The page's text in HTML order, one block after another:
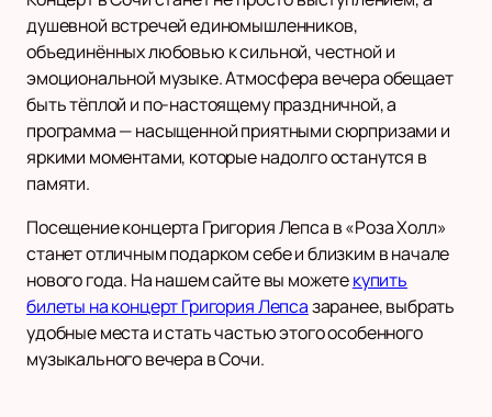
душевной встречей единомышленников,
объединённых любовью к сильной, честной и
эмоциональной музыке. Атмосфера вечера обещает
быть тёплой и по-настоящему праздничной, а
программа — насыщенной приятными сюрпризами и
яркими моментами, которые надолго останутся в
памяти.
Посещение концерта Григория Лепса в «Роза Холл»
станет отличным подарком себе и близким в начале
нового года. На нашем сайте вы можетекупить
билеты на концерт Григория Лепсазаранее, выбрать
удобные места и стать частью этого особенного
музыкального вечера в Сочи.